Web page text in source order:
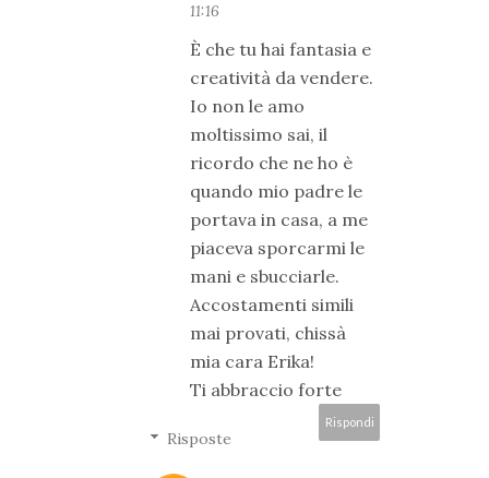
11:16
È che tu hai fantasia e
creatività da vendere.
Io non le amo
moltissimo sai, il
ricordo che ne ho è
quando mio padre le
portava in casa, a me
piaceva sporcarmi le
mani e sbucciarle.
Accostamenti simili
mai provati, chissà
mia cara Erika!
Ti abbraccio forte
Rispondi
Risposte